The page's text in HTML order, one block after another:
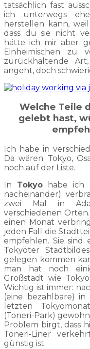
tatsächlich fast
ich unterwegs
herstellen kann,
dass du sie nicht
hätte ich mir aber
Einheimischen zu
zurückhaltende
angeht, doch
Welche Teile
gelebt hast,
Ich habe in
Da wären Tokyo,
noch auf der Liste.
In Tokyohabe ich
nacheinander)
zwei Mal in
verschiedenen
einen Monat
jeden Fall die
empfehlen. Sie sind
Tokyoter
gelegen kommen
man hat noch
Großstadt wie
Wichtig ist immer:
(eine bezahlbare)
letzten
(Toneri-Park)
Problem birgt, dass
Toneri-Liner
günstig ist.